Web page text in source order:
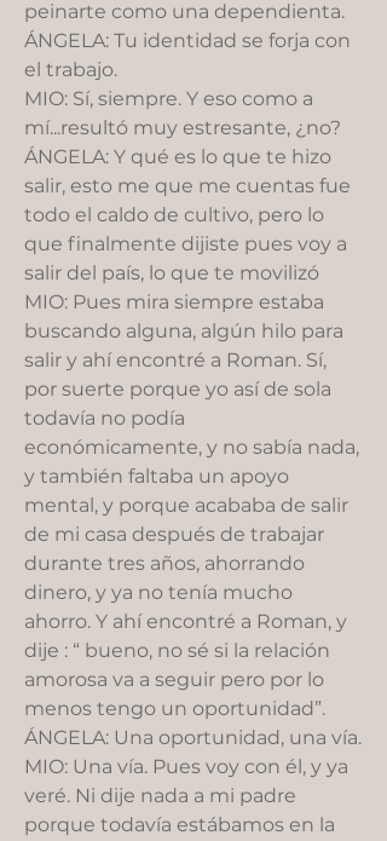
peinarte como una dependienta.
ÁNGELA: Tu identidad se forja con
el trabajo.
MIO: Sí, siempre. Y eso como a
mí...resultó muy estresante, ¿no?
ÁNGELA: Y qué es lo que te hizo
salir, esto me que me cuentas fue
todo el caldo de cultivo, pero lo
que finalmente dijiste pues voy a
salir del país, lo que te movilizó
MIO: Pues mira siempre estaba
buscando alguna, algún hilo para
salir y ahí encontré a Roman. Sí,
por suerte porque yo así de sola
todavía no podía
económicamente, y no sabía nada,
y también faltaba un apoyo
mental, y porque acababa de salir
de mi casa después de trabajar
durante tres años, ahorrando
dinero, y ya no tenía mucho
ahorro. Y ahí encontré a Roman, y
dije : “ bueno, no sé si la relación
amorosa va a seguir pero por lo
menos tengo un oportunidad”.
ÁNGELA: Una oportunidad, una vía.
MIO: Una vía. Pues voy con él, y ya
veré. Ni dije nada a mi padre
porque todavía estábamos en la